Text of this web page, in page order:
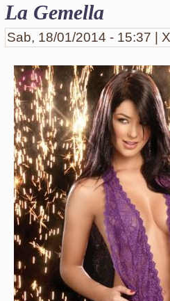
La Gemella
Sab, 18/01/2014 - 15:37 |